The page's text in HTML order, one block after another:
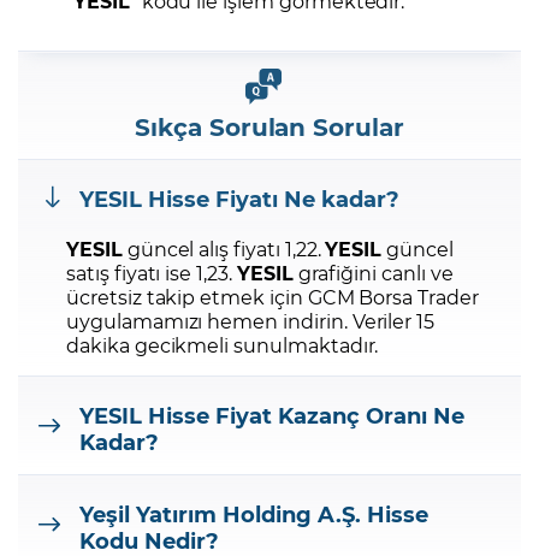
Sıkça Sorulan Sorular
YESIL Hisse Fiyatı Ne kadar?
YESILgüncel alış fiyatı 1,22.YESILgüncel
satış fiyatı ise 1,23.YESILgrafiğini canlı ve
ücretsiz takip etmek için GCM Borsa Trader
uygulamamızı hemen indirin.Veriler 15
dakika gecikmeli sunulmaktadır.
YESIL Hisse Fiyat Kazanç Oranı Ne
Kadar?
Yeşil Yatırım Holding A.Ş. Hisse
Kodu Nedir?